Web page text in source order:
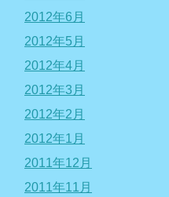
2012年6月
2012年5月
2012年4月
2012年3月
2012年2月
2012年1月
2011年12月
2011年11月